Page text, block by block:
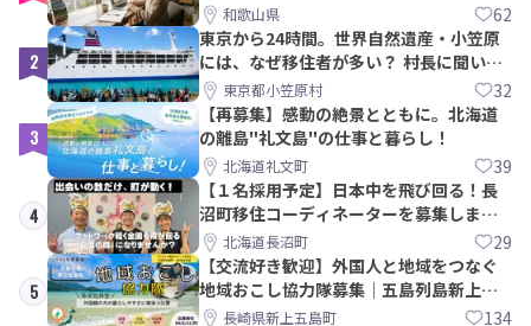
和歌山県 62
2
東京から24時間。世界自然遺産・小笠原
には、なぜ移住者が多い？ 村長に聞いて
みた東京都小笠原村 32
3
【再募集】感動の絶景とともに。北海道
の離島"礼文島"の仕事と暮らし！
北海道礼文町 39
4
【１名採用予定】日本中を飛び回る！長
沼町移住コーディネーターを募集しま
す！北海道長沼町 29
5
【交流好き歓迎】外国人と地域をつなぐ
地域おこし協力隊募集｜五島列島新上五
島町長崎県新上五島町 134